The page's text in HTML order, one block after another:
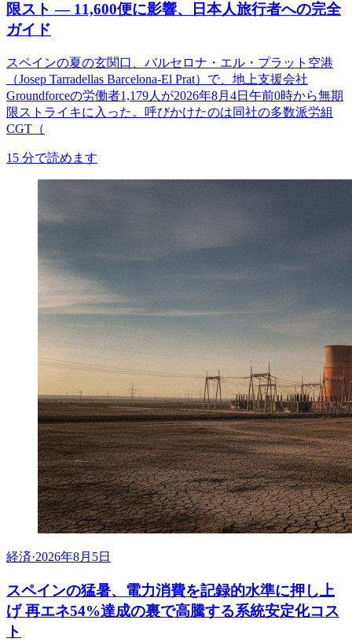
限スト ― 11,600便に影響、日本人旅行者への完全
ガイド
スペインの夏の玄関口、バルセロナ・エル・プラット空港
（Josep Tarradellas Barcelona-El Prat）で、地上支援会社
Groundforceの労働者1,179人が2026年8月4日午前0時から無期
限ストライキに入った。呼びかけたのは同社の多数派労組
CGT（
15 分で読めます
経済·2026年8月5日
スペインの猛暑、電力消費を記録的水準に押し上
げ 再エネ54%達成の裏で高騰する系統安定化コス
ト